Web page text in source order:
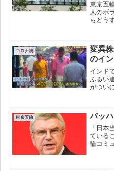
東京五
人のボ
らどう
ゃる…
か」ス
ドクタ
コロナ禍
変異
のイ
インド
ふるい
がつい
いる治
人々火
すると
東京五輪 バッ
「日本
ている
輪コミ
帯感を